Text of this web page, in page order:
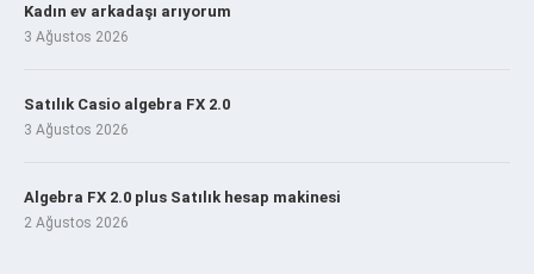
Kadın ev arkadaşı arıyorum
3 Ağustos 2026
Satılık Casio algebra FX 2.0
3 Ağustos 2026
Algebra FX 2.0 plus Satılık hesap makinesi
2 Ağustos 2026